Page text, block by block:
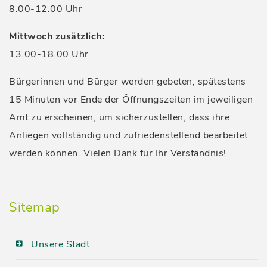
8.00-12.00 Uhr
Mittwoch zusätzlich:
13.00-18.00 Uhr
Bürgerinnen und Bürger werden gebeten, spätestens
15 Minuten vor Ende der Öffnungszeiten im jeweiligen
Amt zu erscheinen, um sicherzustellen, dass ihre
Anliegen vollständig und zufriedenstellend bearbeitet
werden können. Vielen Dank für Ihr Verständnis!
Sitemap
Unsere Stadt